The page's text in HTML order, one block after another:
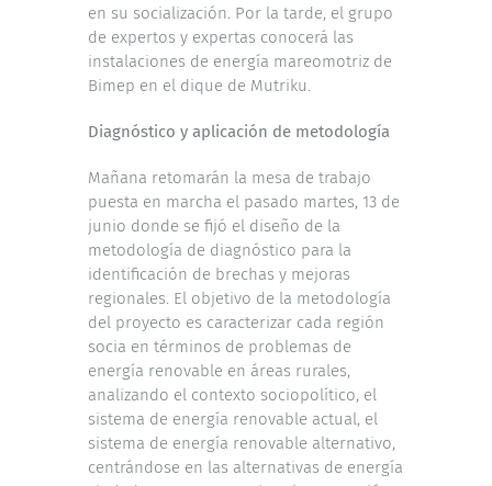
en su socialización. Por la tarde, el grupo
de expertos y expertas conocerá las
instalaciones de energía mareomotriz de
Bimep en el dique de Mutriku.
Diagnóstico y aplicación de metodología
Mañana retomarán la mesa de trabajo
puesta en marcha el pasado martes, 13 de
junio donde se fijó el diseño de la
metodología de diagnóstico para la
identificación de brechas y mejoras
regionales. El objetivo de la metodología
del proyecto es caracterizar cada región
socia en términos de problemas de
energía renovable en áreas rurales,
analizando el contexto sociopolítico, el
sistema de energía renovable actual, el
sistema de energía renovable alternativo,
centrándose en las alternativas de energía